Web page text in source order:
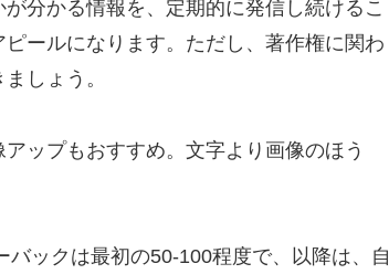
分かる情報を、定期的に発信し続けるこ
ールになります。ただし、著作権に関わ
しょう。
ップもおすすめ。文字より画像のほう
ックは最初の50-100程度で、以降は、自